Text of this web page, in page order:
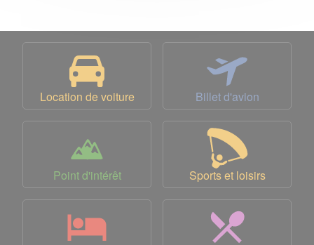
Location de voiture Billet d'avion
Point d'intérêt Sports et loisirs